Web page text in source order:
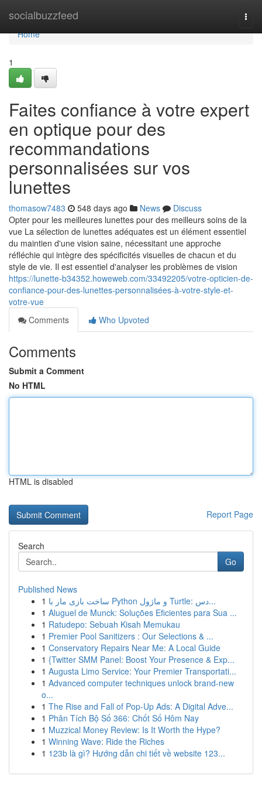
socialbuzzfeed
Home
Home
1
Faites confiance à votre expert
en optique pour des
recommandations
personnalisées sur vos
lunettes
thomasow7483 548 days ago News
Discuss
Opter pour les meilleures lunettes pour des meilleurs soins de la
vue La sélection de lunettes adéquates est un élément essentiel
du maintien d'une vision saine, nécessitant une approche
réfléchie qui intègre des spécificités visuelles de chacun et du
style de vie. Il est essentiel d'analyser les problèmes de vision
https://lunette-b34352.howeweb.com/33492205/votre-opticien-de-
confiance-pour-des-lunettes-personnalisées-à-votre-style-et-
votre-vue
Comments
Who Upvoted
Comments
Submit a Comment
No HTML
HTML is disabled
Report Page
Search
Go
Published News
1
ساخت بازی مار با Python و ماژول Turtle: دس...
1 Aluguel de Munck: Soluções Eficientes para Sua ...
1 Ratudepo: Sebuah Kisah Memukau
1 Premier Pool Sanitizers : Our Selections & ...
1 Conservatory Repairs Near Me: A Local Guide
1 {Twitter SMM Panel: Boost Your Presence & Exp...
1 Augusta Limo Service: Your Premier Transportati...
1 Advanced computer techniques unlock brand-new
o...
1 The Rise and Fall of Pop-Up Ads: A Digital Adve...
1 Phân Tích Bộ Số 366: Chốt Số Hôm Nay
1 Muzzical Money Review: Is It Worth the Hype?
1 Winning Wave: Ride the Riches
1 123b là gì? Hướng dẫn chi tiết về website 123...